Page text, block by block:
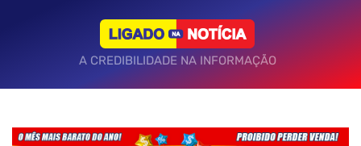
A CREDIBILIDADE NA INFORMAÇÃO